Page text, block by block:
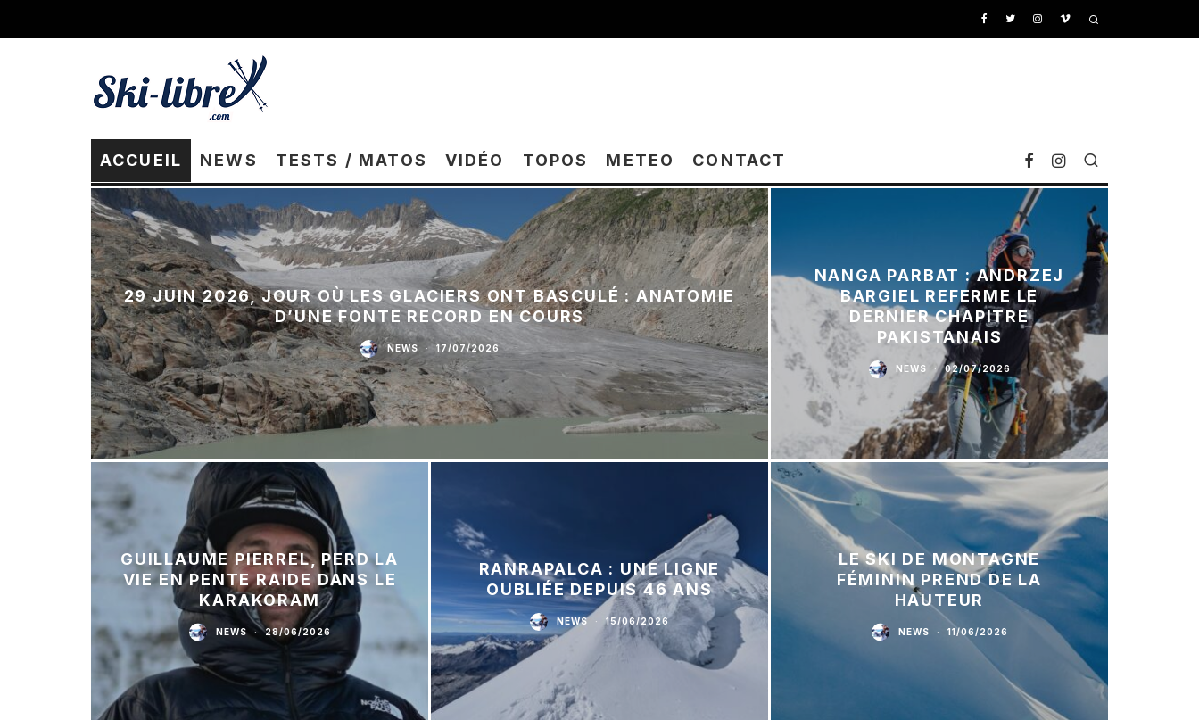
ACCUEIL NEWS TESTS / MATOS VIDÉO TOPOS METEO CONTACT
29 JUIN 2026, JOUR OÙ LES GLACIERS ONT BASCULÉ : ANATOMIE
D’UNE FONTE RECORD EN COURS
NEWS · 17/07/2026
NANGA PARBAT : ANDRZEJ
BARGIEL REFERME LE
DERNIER CHAPITRE
PAKISTANAIS
NEWS · 02/07/2026
GUILLAUME PIERREL, PERD LA
VIE EN PENTE RAIDE DANS LE
KARAKORAM
NEWS · 28/06/2026
RANRAPALCA : UNE LIGNE
OUBLIÉE DEPUIS 46 ANS
NEWS · 15/06/2026
LE SKI DE MONTAGNE
FÉMININ PREND DE LA
HAUTEUR
NEWS · 11/06/2026